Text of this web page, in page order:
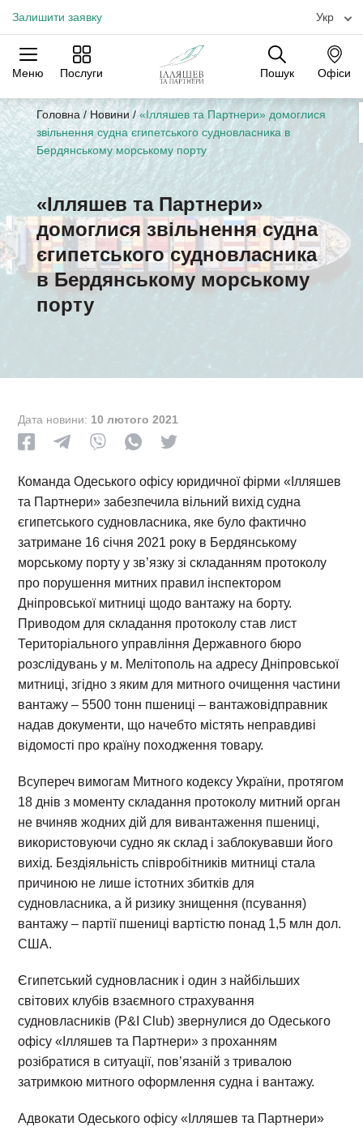
Залишити заявку Укр
Меню Послуги Пошук Офіси
Практики Галузі
Офіси
Головна /Новини/«Ілляшев та Партнери» домоглися
звільнення судна єгипетського судновласника в
Бердянському морському порту
«Ілляшев та Партнери»
домоглися звільнення судна
єгипетського судновласника
в Бердянському морському
порту
Дата новини: 10 лютого 2021
Команда Одеського офісу юридичної фірми «Ілляшев
та Партнери» забезпечила вільний вихід судна
єгипетського судновласника, яке було фактично
затримане 16 січня 2021 року в Бердянському
морському порту у зв’язку зі складанням протоколу
про порушення митних правил інспектором
Дніпровської митниці щодо вантажу на борту.
Приводом для складання протоколу став лист
Територіального управління Державного бюро
розслідувань у м. Мелітополь на адресу Дніпровської
митниці, згідно з яким для митного очищення частини
вантажу – 5500 тонн пшениці – вантажовідправник
надав документи, що начебто містять неправдиві
відомості про країну походження товару.
Всупереч вимогам Митного кодексу України, протягом
18 днів з моменту складання протоколу митний орган
не вчиняв жодних дій для вивантаження пшениці,
використовуючи судно як склад і заблокувавши його
вихід. Бездіяльність співробітників митниці стала
причиною не лише істотних збитків для
судновласника, а й ризику знищення (псування)
вантажу – партії пшениці вартістю понад 1,5 млн дол.
США.
Єгипетський судновласник і один з найбільших
світових клубів взаємного страхування
судновласників (P&I Club) звернулися до Одеського
офісу «Ілляшев та Партнери» з проханням
розібратися в ситуації, пов’язаній з тривалою
затримкою митного оформлення судна і вантажу.
Адвокати Одеського офісу «Ілляшев та Партнери»